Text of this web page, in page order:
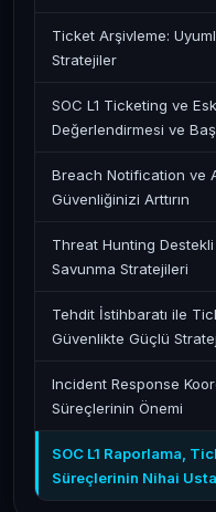
Ticket Arşivleme:
Stratejiler
SOC L1 Ticketing ve
Değerlendirmesi ve
Breach Notification ve
Güvenliğinizi Arttırın
Threat Hunting
Savunma Stratejileri
Tehdit İstihbaratı ile
Güvenlikte Güçlü
Incident Response
Süreçlerinin Önemi
SOC L1 Raporlama,
Süreçlerinin Nihai